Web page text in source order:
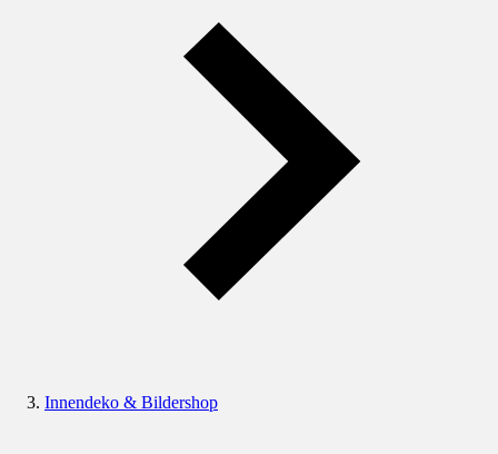
Innendeko & Bildershop